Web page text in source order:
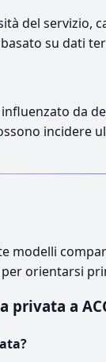
del servizio,
su dati
da
incidere
modelli
orientarsi
a